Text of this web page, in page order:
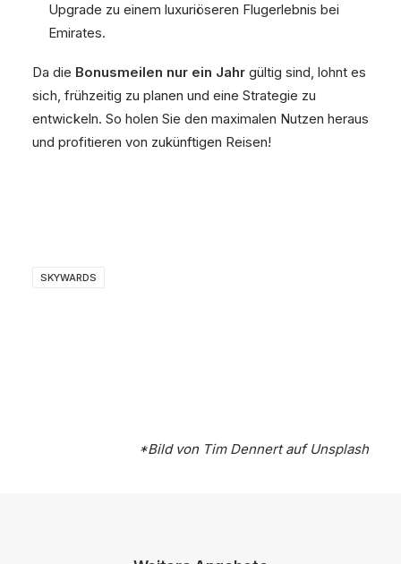
Upgrade zu einem luxuriöseren Flugerlebnis bei
Emirates.
Da die Bonusmeilen nur ein Jahr gültig sind, lohnt es
sich, frühzeitig zu planen und eine Strategie zu
entwickeln. So holen Sie den maximalen Nutzen heraus
und profitieren von zukünftigen Reisen!
SKYWARDS
*Bild von Tim Dennertauf Unsplash